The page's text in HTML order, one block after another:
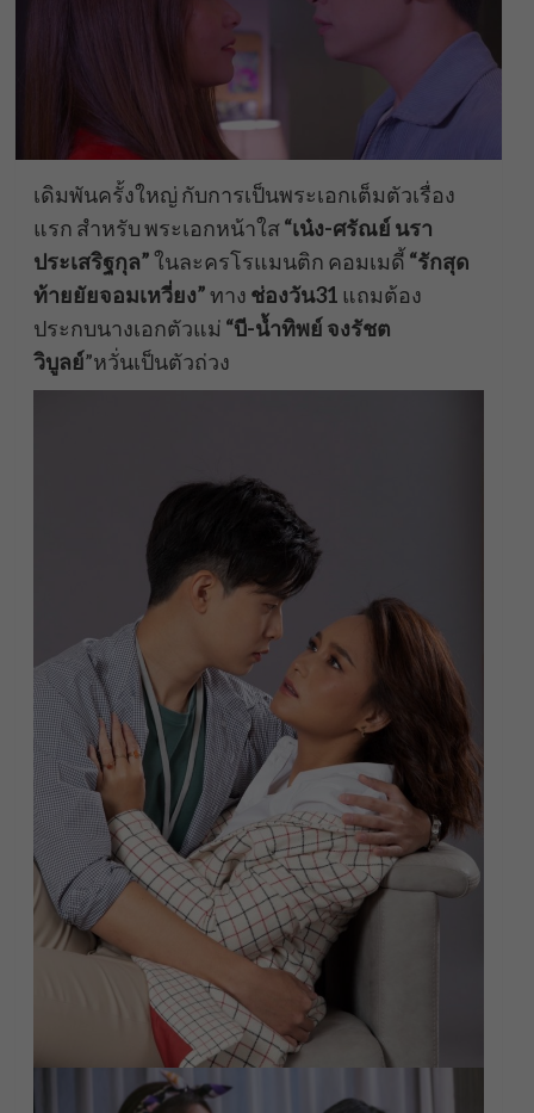
เดิมพันครั้งใหญ่ กับการเป็นพระเอกเต็มตัวเรื่อง
แรก สำหรับ พระเอกหน้าใส“เน๋ง-ศรัณย์ นรา
ประเสริฐกุล”ในละครโรแมนติก คอมเมดี้ “รักสุด
ท้ายยัยจอมเหวี่ยง”ทาง ช่องวัน31 แถมต้อง
ประกบนางเอกตัวแม่ “บี-น้ำทิพย์ จงรัชต
วิบูลย์”หวั่นเป็นตัวถ่วง